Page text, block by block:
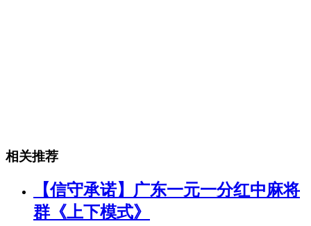
相关推荐
【信守承诺】广东一元一分红中麻将
群《上下模式》